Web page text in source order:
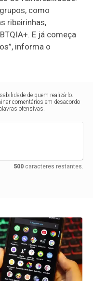
como
ribeirinhas,
E já começa
informa o
de quem realizá-lo.
comentários em desacordo
ofensivas.
500caracteres restantes.